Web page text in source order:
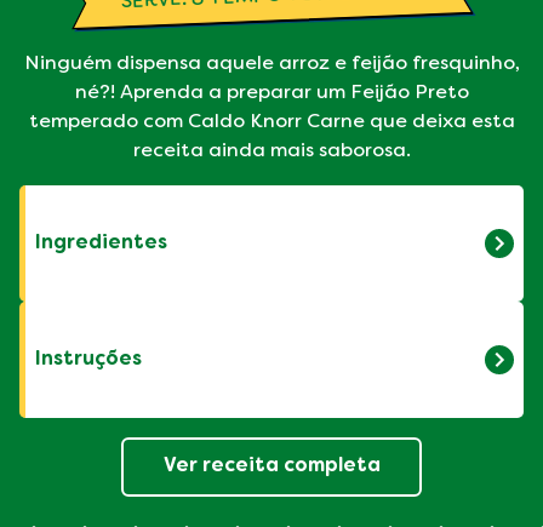
Ninguém dispensa aquele arroz e feijão fresquinho,
né?! Aprenda a preparar um Feijão Preto
temperado com Caldo Knorr Carne que deixa esta
receita ainda mais saborosa.
Ingredientes
2 litros de água morna
2 Cubos de Caldo Knorr Carne
Instruções
Coloque o feijão em uma tigela, cubra com
água e deixe de molho por 1 hora.
Ver receita completa